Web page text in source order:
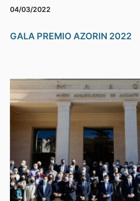
04/03/2022
GALA PREMIO AZORIN 2022